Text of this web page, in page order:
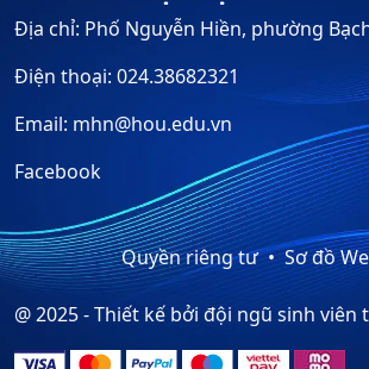
Địa chỉ: Phố Nguyễn Hiền, phường
Điện thoại: 024.38682321
Email: mhn@hou.edu.vn
Facebook
Quyền riêng tư Sơ đồ
@ 2025 - Thiết kế bởi đội ngũ sinh viên